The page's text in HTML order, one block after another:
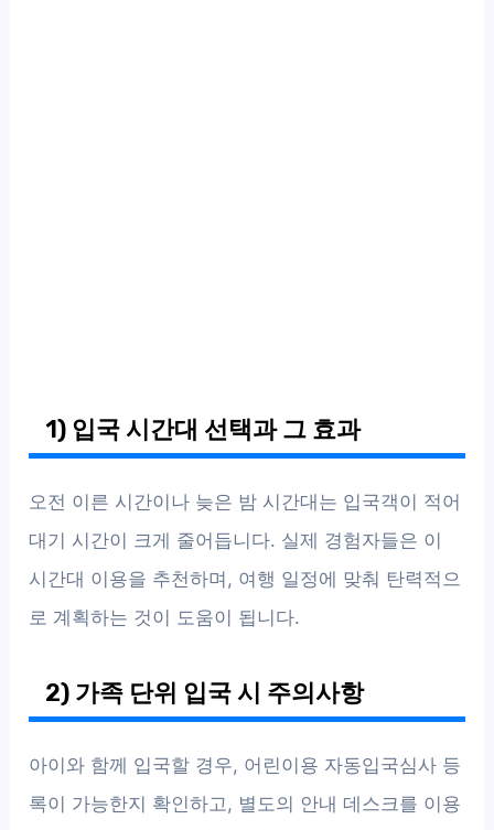
1) 입국 시간대 선택과 그 효과
오전 이른 시간이나 늦은 밤 시간대는 입국객이 적어
대기 시간이 크게 줄어듭니다. 실제 경험자들은 이
시간대 이용을 추천하며, 여행 일정에 맞춰 탄력적으
로 계획하는 것이 도움이 됩니다.
2) 가족 단위 입국 시 주의사항
아이와 함께 입국할 경우, 어린이용 자동입국심사 등
록이 가능한지 확인하고, 별도의 안내 데스크를 이용